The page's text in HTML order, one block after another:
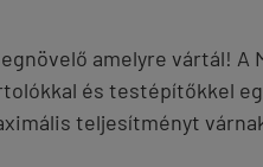
amelyre vártál! A
és testépítőkkel
teljesítményt